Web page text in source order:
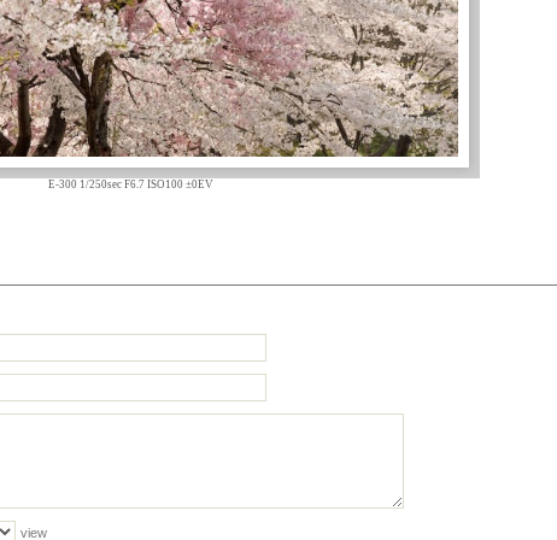
E-300 1/250sec F6.7 ISO100 ±0EV
view